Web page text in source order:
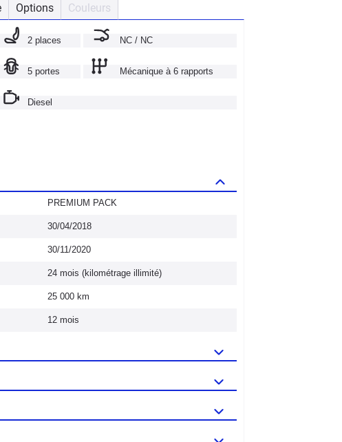
Options Couleurs
2 places NC / NC
5 portes Mécanique à 6 rapports
Diesel
PREMIUM PACK
30/04/2018
30/11/2020
24 mois (kilométrage illimité)
25 000 km
12 mois